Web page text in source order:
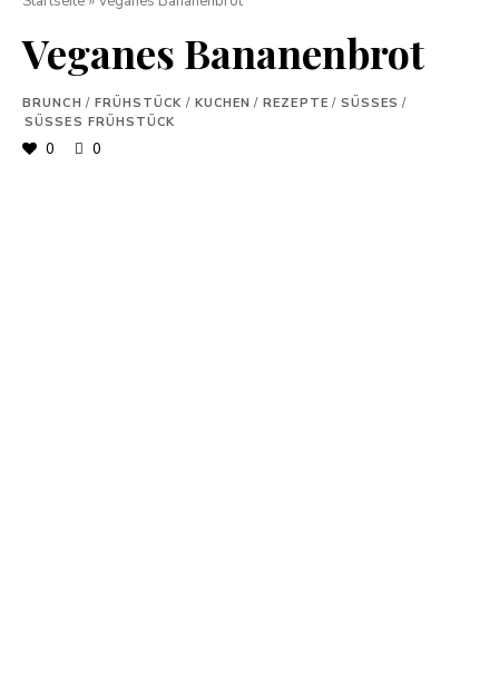
Veganes Bananenbrot
BRUNCH / FRÜHSTÜCK / KUCHEN / REZEPTE / SÜSSES
/
SÜSSES FRÜHSTÜCK
0 0